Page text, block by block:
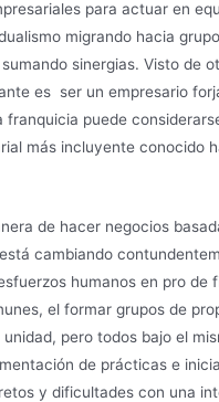
para actuar en
migrando hacia
sinergias. Visto de
es ser un empresario
franquicia puede
más incluyente conocido
de hacer negocios
cambiando
humanos en pro de
el formar grupos de
pero todos bajo el
de prácticas e
y dificultades con una